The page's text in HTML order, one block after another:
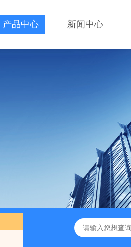
产品中心 新闻中心
CS-300轨道式摇床